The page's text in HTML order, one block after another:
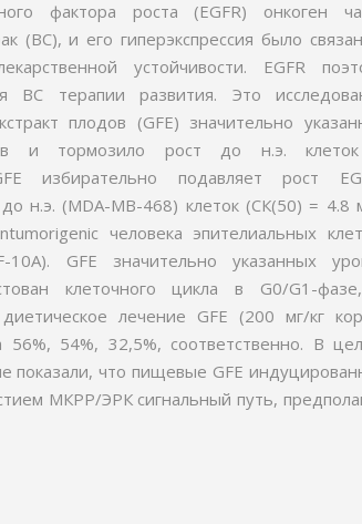
фактора роста (EGFR) онкоген
(BC), и его гиперэкспрессия было
устойчивости. EGFR
BC терапии развития. Это
плодов (GFE) значительно
и тормозило рост до н.э.
избирательно подавляет рост
н.э. (MDA-MB-468) клеток (СК(50) = 4.8
человека эпителиальных
GFE значительно указанных
клеточного цикла в G0/G1-
лечение GFE (200 мг/кг
56%, 54%, 32,5%, соответственно. В
показали, что пищевые GFE
МКРР/ЭРК сигнальный путь,